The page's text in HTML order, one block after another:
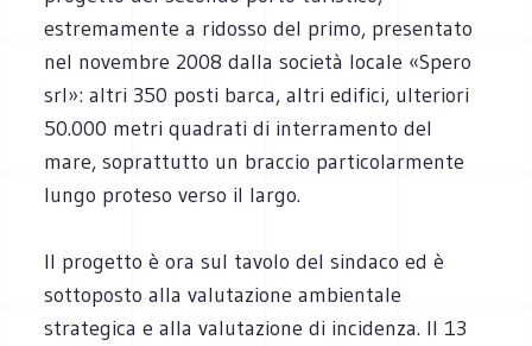
estremamente a ridosso del primo, presentato
nel novembre 2008 dalla società locale «Spero
srl»: altri 350 posti barca, altri edifici, ulteriori
50.000 metri quadrati di interramento del
mare, soprattutto un braccio particolarmente
lungo proteso verso il largo.
Il progetto è ora sul tavolo del sindaco ed è
sottoposto alla valutazione ambientale
strategica e alla valutazione di incidenza. Il 13